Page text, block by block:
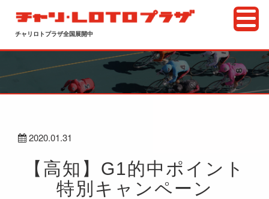
チャリロトプラザ全国展開中
2020.01.31
【高知】G1的中ポイント
特別キャンペーン